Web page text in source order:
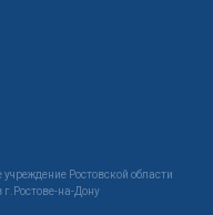
Ростовской области
на-Дону